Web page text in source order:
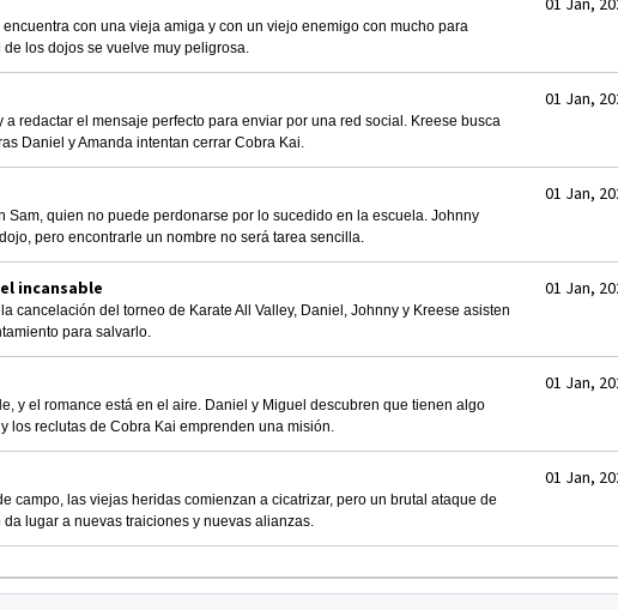
con una vieja amiga y con un viejo enemigo con mucho para
los dojos se vuelve muy peligrosa.
a redactar el mensaje perfecto para enviar por una red social. Kreese busca
Daniel y Amanda intentan cerrar Cobra Kai.
01 Jan,
Sam, quien no puede perdonarse por lo sucedido en la escuela. Johnny
pero encontrarle un nombre no será tarea sencilla.
01 Jan,
incansable
cancelación del torneo de Karate All Valley, Daniel, Johnny y Kreese asisten
para salvarlo.
01 Jan,
y el romance está en el aire. Daniel y Miguel descubren que tienen algo
los reclutas de Cobra Kai emprenden una misión.
01 Jan,
campo, las viejas heridas comienzan a cicatrizar, pero un brutal ataque de
lugar a nuevas traiciones y nuevas alianzas.
01 Jan,